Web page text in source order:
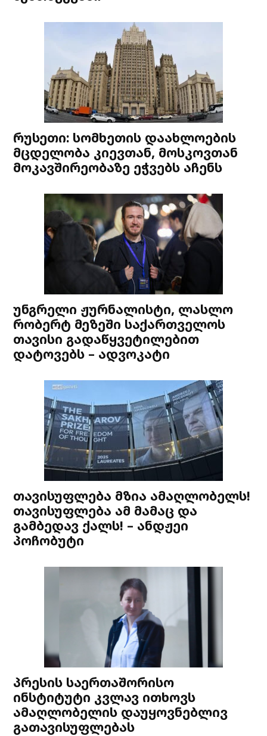
რუსეთი: სომხეთის დაახლოების
მცდელობა კიევთან, მოსკოვთან
მოკავშირეობაზე ეჭვებს აჩენს
უნგრელი ჟურნალისტი, ლასლო
რობერტ მეზეში საქართველოს
თავისი გადაწყვეტილებით
დატოვებს – ადვოკატი
თავისუფლება მზია ამაღლობელს!
თავისუფლება ამ მამაც და
გამბედავ ქალს! – ანდჟეი
პოჩობუტი
პრესის საერთაშორისო
ინსტიტუტი კვლავ ითხოვს
ამაღლობელის დაუყოვნებლივ
გათავისუფლებას